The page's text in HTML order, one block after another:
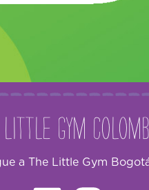
Gym
a The Little Gym